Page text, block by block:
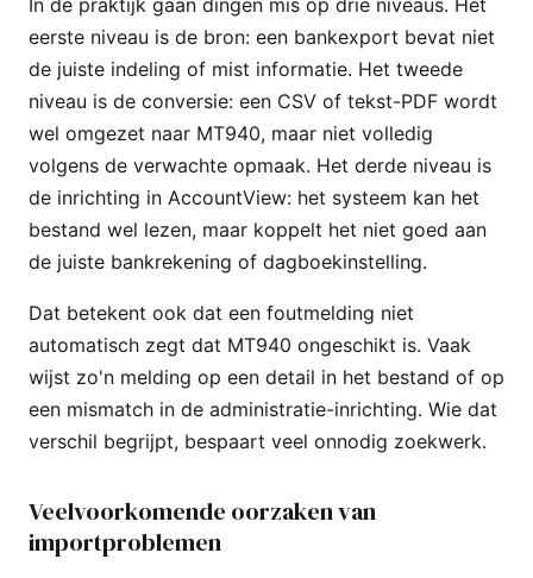
eerste niveau is de bron: een bankexport bevat niet
de juiste indeling of mist informatie. Het tweede
niveau is de conversie: een CSV of tekst-PDF wordt
wel omgezet naar MT940, maar niet volledig
volgens de verwachte opmaak. Het derde niveau is
de inrichting in AccountView: het systeem kan het
bestand wel lezen, maar koppelt het niet goed aan
de juiste bankrekening of dagboekinstelling.
Dat betekent ook dat een foutmelding niet
automatisch zegt dat MT940 ongeschikt is. Vaak
wijst zo'n melding op een detail in het bestand of op
een mismatch in de administratie-inrichting. Wie dat
verschil begrijpt, bespaart veel onnodig zoekwerk.
Veelvoorkomende oorzaken van
importproblemen